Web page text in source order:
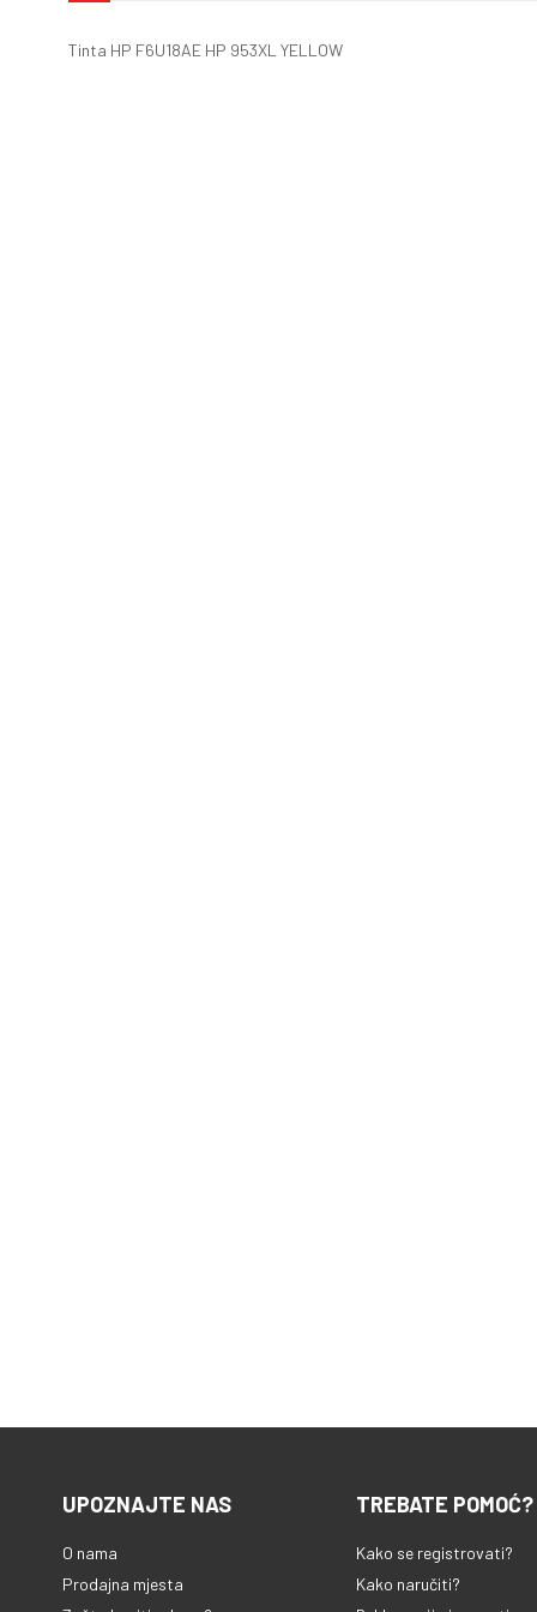
Tinta HP F6U18AE HP 953XL YELLOW
UPOZNAJTE NAS
O nama
Prodajna mjesta
TREBATE POMOĆ?
Kako se registrovati?
Kako naručiti?